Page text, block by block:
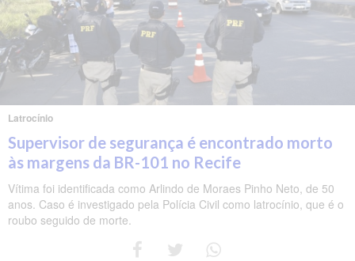
Latrocínio
Supervisor de segurança é encontrado morto
às margens da BR-101 no Recife
Vítima foi identificada como Arlindo de Moraes Pinho Neto, de 50
anos. Caso é investigado pela Polícia Civil como latrocínio, que é o
roubo seguido de morte.